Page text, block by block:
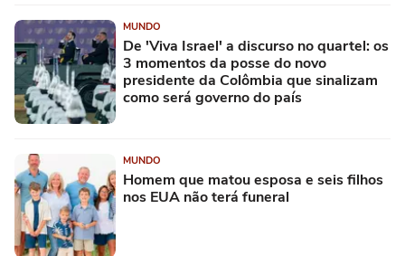
MUNDO
De 'Viva Israel' a discurso no quartel: os
3 momentos da posse do novo
presidente da Colômbia que sinalizam
como será governo do país
MUNDO
Homem que matou esposa e seis filhos
nos EUA não terá funeral